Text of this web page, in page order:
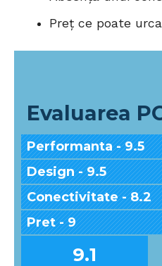
Preț ce poate
Evaluarea
Performanta - 9.5
Design - 9.5
Conectivitate - 8.2
Pret - 9
9.1